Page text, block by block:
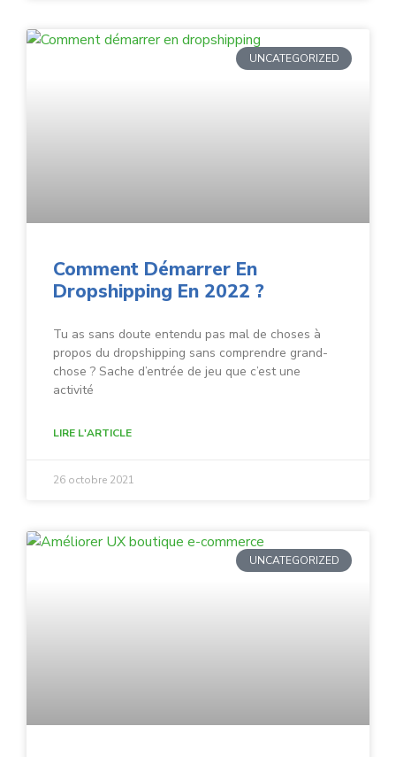
UNCATEGORIZED
Comment Démarrer En
Dropshipping En 2022 ?
Tu as sans doute entendu pas mal de choses à
propos du dropshipping sans comprendre grand-
chose ? Sache d’entrée de jeu que c’est une
activité
LIRE L'ARTICLE
26 octobre 2021
UNCATEGORIZED